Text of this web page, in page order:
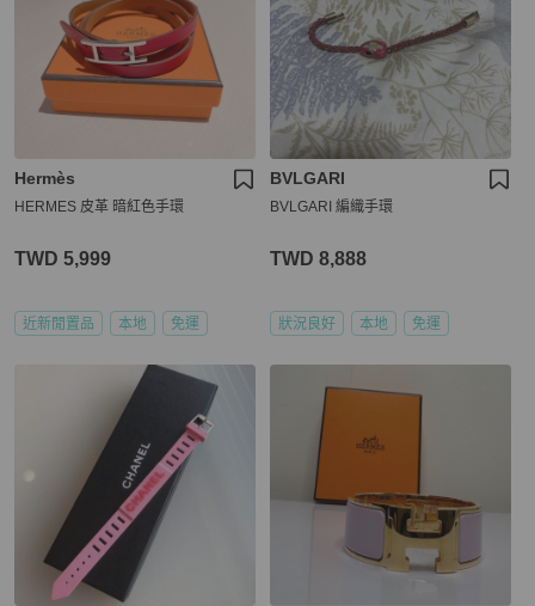
Hermès
HERMES 皮革 暗紅色手環
TWD 5,999
近新閒置品 本地 免運
BVLGARI
BVLGARI 編織手環
TWD 8,888
狀況良好 本地 免運